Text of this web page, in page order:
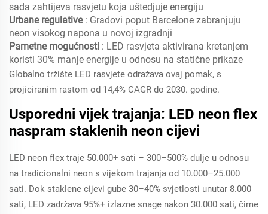
sada zahtijeva rasvjetu koja uštedjuje energiju
Urbane regulative : Gradovi poput Barcelone zabranjuju
neon visokog napona u novoj izgradnji
Pametne mogućnosti : LED rasvjeta aktivirana kretanjem
koristi 30% manje energije u odnosu na statične prikaze
Globalno tržište LED rasvjete odražava ovaj pomak, s
projiciranim rastom od 14,4% CAGR do 2030. godine.
Usporedni vijek trajanja: LED neon flex
naspram staklenih neon cijevi
LED neon flex traje 50.000+ sati – 300–500% dulje u odnosu
na tradicionalni neon s vijekom trajanja od 10.000–25.000
sati. Dok staklene cijevi gube 30–40% svjetlosti unutar 8.000
sati, LED zadržava 95%+ izlazne snage nakon 30.000 sati, čime